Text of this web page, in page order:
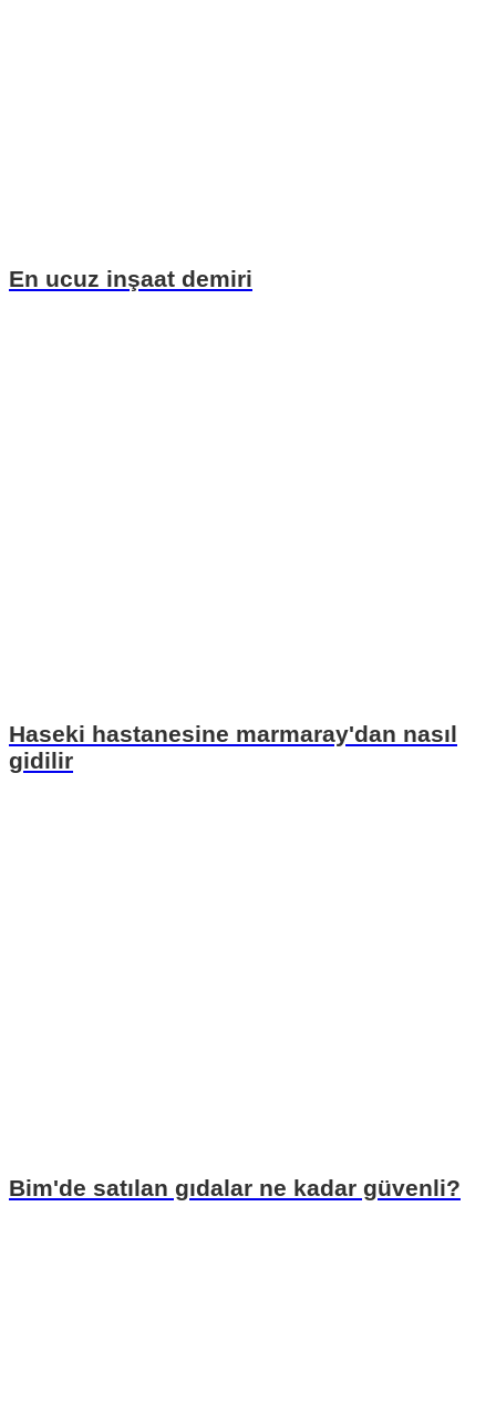
En ucuz inşaat demiri
Haseki hastanesine marmaray'dan nasıl
gidilir
Bim'de satılan gıdalar ne kadar güvenli?